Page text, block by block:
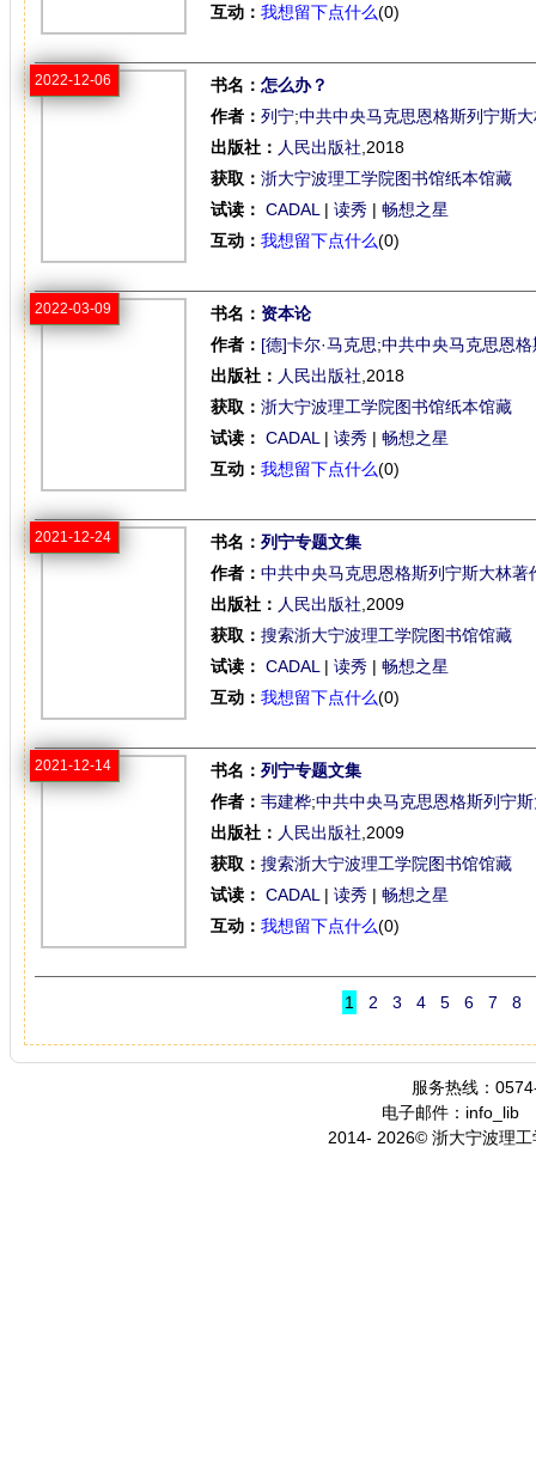
互动： 我想留下点什么(0)
2022-12-06 书名： 怎么办？
作者： 列宁;中共中央马克思恩格斯列宁斯
出版社： 人民出版社 ,2018
获取： 浙大宁波理工学院图书馆纸本馆藏
试读： CADAL | 读秀 | 畅想之星
互动： 我想留下点什么(0)
2022-03-09 书名： 资本论
作者： [德]卡尔·马克思;中共中央马克思恩
出版社： 人民出版社 ,2018
获取： 浙大宁波理工学院图书馆纸本馆藏
试读： CADAL | 读秀 | 畅想之星
互动： 我想留下点什么(0)
2021-12-24 书名： 列宁专题文集
作者： 中共中央马克思恩格斯列宁斯大林著
出版社： 人民出版社 ,2009
获取： 搜索浙大宁波理工学院图书馆馆藏
试读： CADAL | 读秀 | 畅想之星
互动： 我想留下点什么(0)
2021-12-14 书名： 列宁专题文集
作者： 韦建桦;中共中央马克思恩格斯列宁
出版社： 人民出版社 ,2009
获取： 搜索浙大宁波理工学院图书馆馆藏
试读： CADAL | 读秀 | 畅想之星
互动： 我想留下点什么(0)
1 2 3 4 5 6 7 8
服务热线：
电子邮件：info_lib
2014- 2026© 浙大宁波理工